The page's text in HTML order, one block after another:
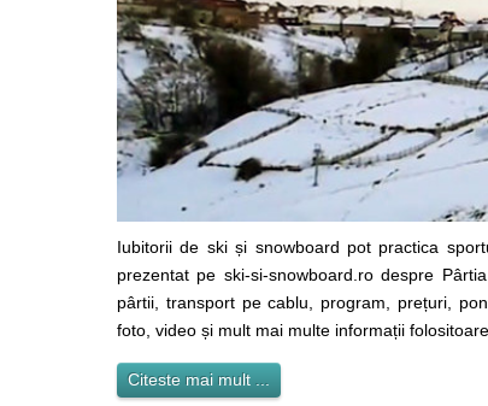
Iubitorii de ski și snowboard pot practica
prezentat pe ski-si-snowboard.ro despre
pârtii, transport pe cablu, program, prețuri,
foto, video și mult mai multe informații
Citeste mai mult ...